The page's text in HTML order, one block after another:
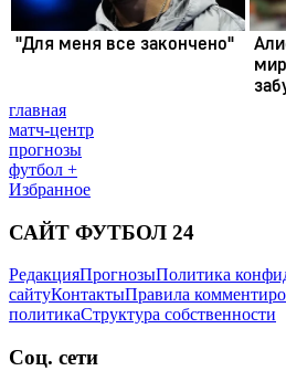
главная
матч-центр
прогнозы
футбол +
Избранное
САЙТ ФУТБОЛ 24
РедакцияПрогнозыПолитика
сайтуКонтактыПравила
политикаСтруктура собственности
Соц. сети